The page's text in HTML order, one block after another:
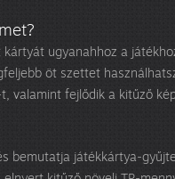
ugyanahhoz a
öt szettet
valamint fejlődik a kitűző
bemutatja játékkártya-